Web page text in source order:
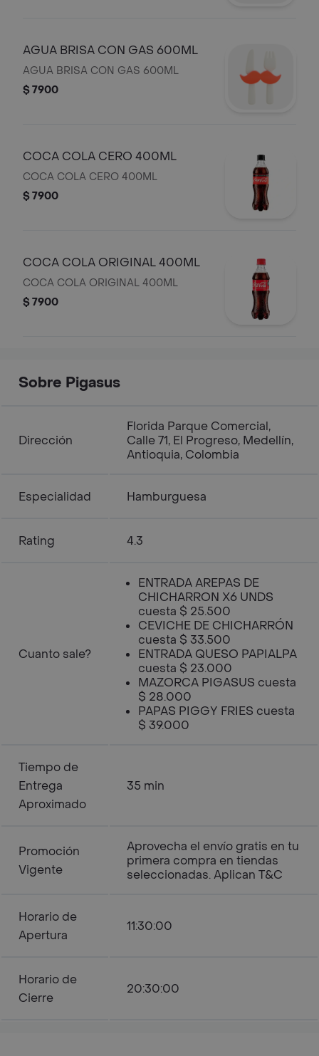
AGUA BRISA CON GAS 600ML
AGUA BRISA CON GAS 600ML
$ 7900
COCA COLA CERO 400ML
COCA COLA CERO 400ML
$ 7900
COCA COLA ORIGINAL 400ML
COCA COLA ORIGINAL 400ML
$ 7900
Sobre Pigasus
Dirección
Florida Parque Comercial,
Calle 71, El Progreso, Medellín,
Antioquia, Colombia
Especialidad Hamburguesa
Rating 4.3
Cuanto sale?
ENTRADA AREPAS DE
CHICHARRON X6 UNDS
cuesta $ 25.500
CEVICHE DE CHICHARRÓN
cuesta $ 33.500
ENTRADA QUESO PAPIALPA
cuesta $ 23.000
MAZORCA PIGASUS cuesta
$ 28.000
PAPAS PIGGY FRIES cuesta
$ 39.000
Tiempo de
Entrega
Aproximado
35 min
Promoción
Vigente
Aprovecha el envío gratis en tu
primera compra en tiendas
seleccionadas. Aplican T&C
Horario de
Apertura
11:30:00
Horario de
Cierre
20:30:00